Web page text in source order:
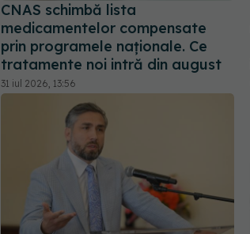
CNAS schimbă lista
medicamentelor compensate
prin programele naționale. Ce
tratamente noi intră din august
31 iul 2026, 13:56